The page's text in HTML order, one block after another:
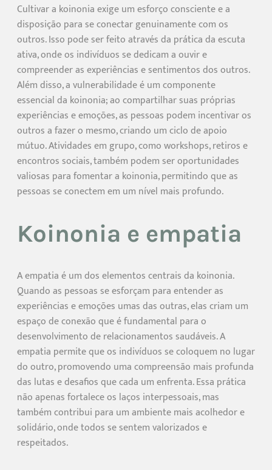
Cultivar a koinonia exige um esforço consciente e a
disposição para se conectar genuinamente com os
outros. Isso pode ser feito através da prática da escuta
ativa, onde os indivíduos se dedicam a ouvir e
compreender as experiências e sentimentos dos outros.
Além disso, a vulnerabilidade é um componente
essencial da koinonia; ao compartilhar suas próprias
experiências e emoções, as pessoas podem incentivar os
outros a fazer o mesmo, criando um ciclo de apoio
mútuo. Atividades em grupo, como workshops, retiros e
encontros sociais, também podem ser oportunidades
valiosas para fomentar a koinonia, permitindo que as
pessoas se conectem em um nível mais profundo.
Koinonia e empatia
A empatia é um dos elementos centrais da koinonia.
Quando as pessoas se esforçam para entender as
experiências e emoções umas das outras, elas criam um
espaço de conexão que é fundamental para o
desenvolvimento de relacionamentos saudáveis. A
empatia permite que os indivíduos se coloquem no lugar
do outro, promovendo uma compreensão mais profunda
das lutas e desafios que cada um enfrenta. Essa prática
não apenas fortalece os laços interpessoais, mas
também contribui para um ambiente mais acolhedor e
solidário, onde todos se sentem valorizados e
respeitados.